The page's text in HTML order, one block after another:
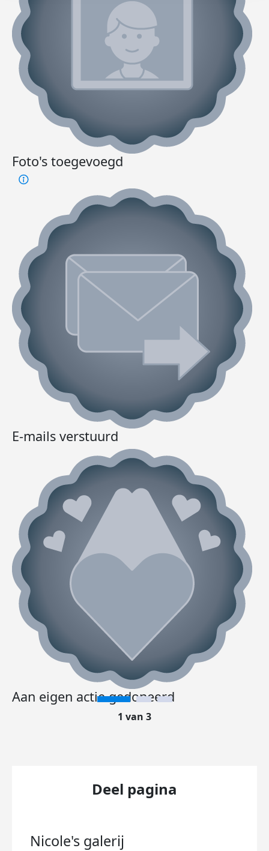
Foto's toegevoegd
E-mails verstuurd
Aan eigen actie gedoneerd
1 van 3
Deel pagina
Nicole's galerij